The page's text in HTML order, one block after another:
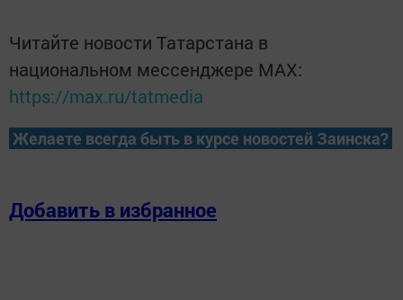
Читайте новости Татарстана в
национальном мессенджере MАХ:
https://max.ru/tatmedia
Желаете всегда быть в курсе новостей Заинска?
Добавить в избранное